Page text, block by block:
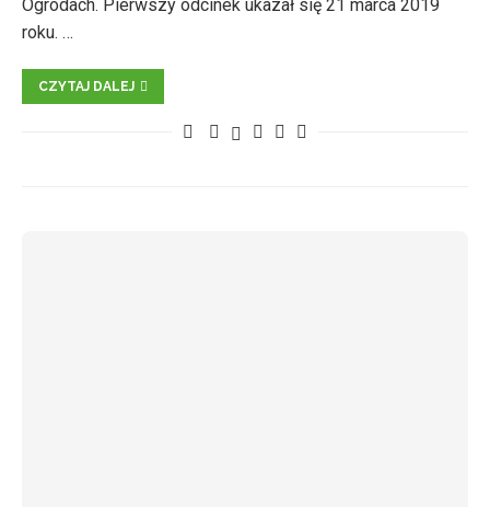
Ogrodach. Pierwszy odcinek ukazał się 21 marca 2019
roku. …
CZYTAJ DALEJ